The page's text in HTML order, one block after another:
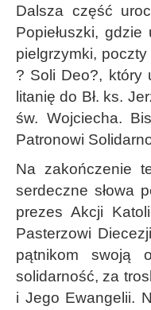
Dalsza część
Popiełuszki,
pielgrzymki,
? Soli Deo?, który
litanię do Bł. ks.
św. Wojciecha.
Patronowi
Na zakończenie
serdeczne słowa
prezes Akcji
Pasterzowi
pątnikom swoją
solidarność, za
i Jego Ewangelii.